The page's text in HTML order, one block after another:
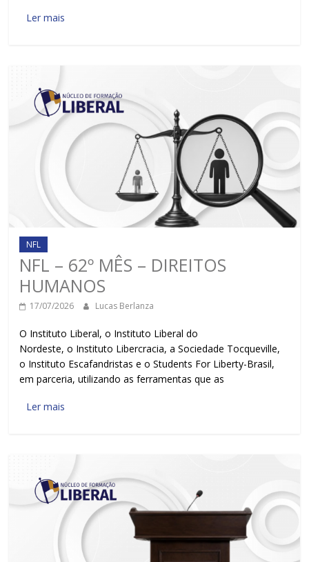
Ler mais
NFL
NFL – 62º MÊS – DIREITOS
HUMANOS
17/07/2026 Lucas Berlanza
O Instituto Liberal, o Instituto Liberal do
Nordeste, o Instituto Libercracia, a Sociedade Tocqueville,
o Instituto Escafandristas e o Students For Liberty-Brasil,
em parceria, utilizando as ferramentas que as
Ler mais